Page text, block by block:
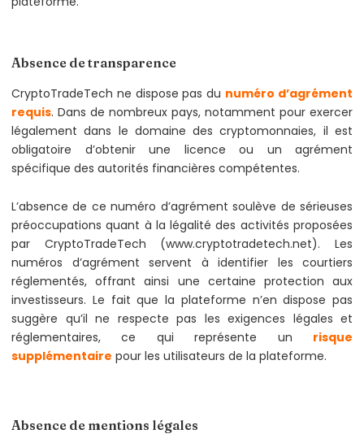
Absence de transparence
CryptoTradeTech ne dispose pas du numéro d’agrément
requis. Dans de nombreux pays, notamment pour exercer
légalement dans le domaine des cryptomonnaies, il est
obligatoire d’obtenir une licence ou un agrément
spécifique des autorités financières compétentes.
L’absence de ce numéro d’agrément soulève de sérieuses
préoccupations quant à la légalité des activités proposées
par CryptoTradeTech (www.cryptotradetech.net). Les
numéros d’agrément servent à identifier les courtiers
réglementés, offrant ainsi une certaine protection aux
investisseurs. Le fait que la plateforme n’en dispose pas
suggère qu’il ne respecte pas les exigences légales et
réglementaires, ce qui représente un risque
supplémentaire pour les utilisateurs de la plateforme.
Absence de mentions légales